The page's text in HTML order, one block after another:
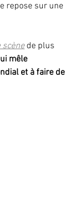
repose sur une
scène de plus
mêle
et à faire de